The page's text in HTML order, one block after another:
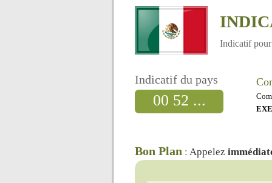
Indicatif
Indicatif du pays
00 52 ...
Bon Plan : Appelez